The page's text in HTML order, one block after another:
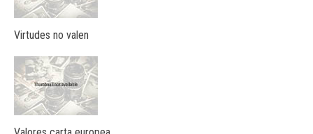
Virtudes no valen